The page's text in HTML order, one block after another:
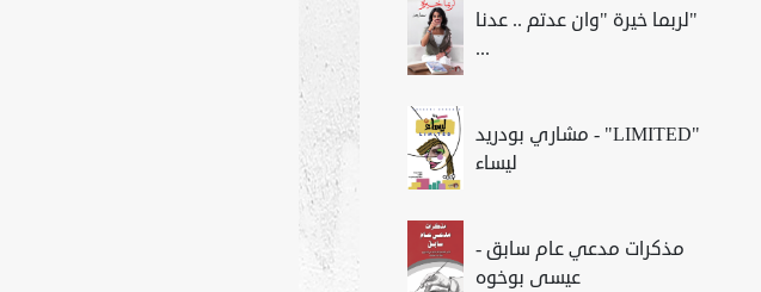
لربما خيرة "وان عدتم .. عدنا"
...
مشاري بودريد - "LIMITED"
ليساء
مذكرات مدعي عام سابق -
عيسى بوخوه